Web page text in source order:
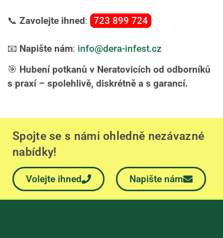
📞 Zavolejte ihned: 723 899 724
📧 Napište nám: info@dera-infest.cz
🎯 Hubení potkanů v Neratovicích od odborníků
s praxí – spolehlivě, diskrétně a s garancí.
Spojte se s námi ohledně nezávazné
nabídky!
Volejte ihned Napište nám